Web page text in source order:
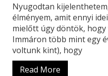
Nyugodtan
élményem, amit ennyi
mielőtt úgy döntök,
Immáron több mint egy
voltunk kint), hogy
Read More